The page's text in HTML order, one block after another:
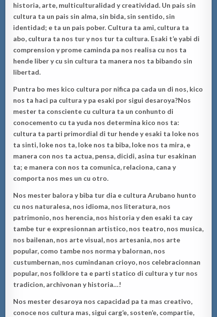
historia, arte, multiculturalidad y creatividad. Un pais sin
cultura ta un pais sin alma, sin bida, sin sentido, sin
identidad; e ta un pais pober. Cultura ta ami, cultura ta
abo, cultura ta nos tur y nos tur ta cultura. Esaki t’e yabi di
comprension y prome caminda pa nos realisa cu nos ta
hende liber y cu sin cultura ta manera nos ta bibando sin
libertad.
Puntra bo mes kico cultura por nifica pa cada un di nos, kico
nos ta haci pa cultura y pa esaki por sigui desaroya?Nos
mester ta consciente cu cultura ta un conhunto di
conocemento cu ta yuda nos determina kico nos ta:
cultura ta parti primordial di tur hende y esaki ta loke nos
ta sinti, loke nos ta, loke nos ta biba, loke nos ta mira, e
manera con nos ta actua, pensa, dicidi, asina tur esakinan
ta; e manera con nos ta comunica, relaciona, cana y
comporta nos mes un cu otro.
Nos mester balora ybiba tur dia e cultura Arubano hunto
cu nos naturalesa, nos idioma, nos literatura, nos
patrimonio, nos herencia, nos historia y den esaki ta cay
tambe tur e expresionnan artistico, nos teatro, nos musica,
nos bailenan, nos arte visual, nos artesania, nos arte
popular, como tambe nos norma y balornan, nos
custumbernan, nos cumindanan crioyo, nos celebracionnan
popular, nos folklore ta e parti statico di cultura y tur nos
tradicion, archivonan y historia…!
Nos mester desaroya nos capacidad pa ta mas creativo,
conoce nos cultura mas, sigui carg’e, sosten’e, compartie,